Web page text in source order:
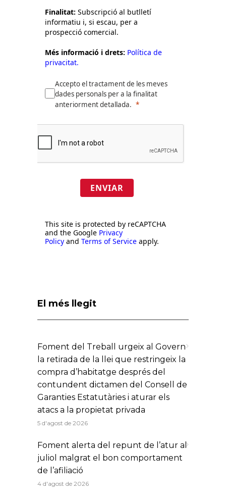
Finalitat: Subscripció al butlletí
informatiu i, si escau, per a
prospecció comercial.
Més informació i drets: Política de
privacitat.
Accepto el tractament de les meves
dades personals per a la finalitat
anteriorment detallada.
ENVIAR
This site is protected by reCAPTCHA
and the Google Privacy
Policy and Terms of Service apply.
El més llegit
Foment del Treball urgeix al Govern
la retirada de la llei que restringeix la
compra d’habitatge després del
contundent dictamen del Consell de
Garanties Estatutàries i aturar els
atacs a la propietat privada
5 d'agost de 2026
Foment alerta del repunt de l’atur al
juliol malgrat el bon comportament
de l’afiliació
4 d'agost de 2026